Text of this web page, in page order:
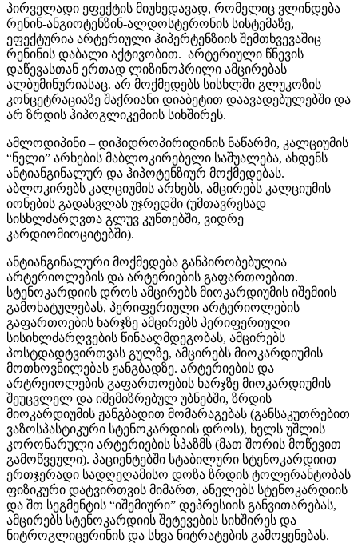
პირველადი ეფექტის მიუხედავად, რომელიც ვლინდება
რენინ-ანგიოტენზინ-ალდოსტერონის სისტემაზე,
ეფექტურია არტერიული ჰიპერტენზიის შემთხვევაშიც
რენინის დაბალი აქტივობით. არტერიული წნევის
დაწევასთან ერთად ლიზინოპრილი ამცირებას
ალბუმინურიასაც. არ მოქმედებს სისხლში გლუკოზის
კონცეტრაციაზე შაქრიანი დიაბეტით დაავადებულებში და
არ ზრდის ჰიპოგლიკემიის სიხშირეს.
ამლოდიპინი – დიჰიდროპირიდინის ნაწარმი, კალციუმის
“ნელი” არხების მაბლოკირებელი საშუალება, ახდენს
ანტიანგინალურ და ჰიპოტენზიურ მოქმედებას.
აბლოკირებს კალციუმის არხებს, ამცირებს კალციუმის
იონების გადასვლას უჯრედში (უმთავრესად
სისხლძარღვთა გლუვ კუნთებში, ვიდრე
კარდიომიოციტებში).
ანტიანგინალური მოქმედება განპირობებულია
არტერიოლების და არტერიების გაფართოებით.
სტენოკარდიის დროს ამცირებს მიოკარდიუმის იშემიის
გამოხატულებას, პერიფერიული არტერიოლების
გაფართოების ხარჯზე ამცირებს პერიფერიული
სისიხლძარღვების წინააღმდეგობას, ამცირებს
პოსტდადტვირთვას გულზე, ამცირებს მიოკარდიუმის
მოთხოვნილებას ჟანგბადზე. არტერიების და
არტრეიოლების გაფართოების ხარჯზე მიოკარდიუმის
შეუცვლელ და იშემიზრებულ უბნებში, ზრდის
მიოკარდიუმის ჟანგბადით მომარაგებას (განსაკუთრებით
ვაზოსპასტიკური სტენოკარდიის დროს), ხელს უშლის
კორონარული არტერიების სპაზმს (მათ შორის მოწევით
გამოწვეული). პაციენტებში სტაბილური სტენოკარდიით
ერთჯერადი სადღეღამისო დოზა ზრდის ტოლერანტობას
ფიზიკური დატვირთვის მიმართ, ანელებს სტენოკარდიის
და შთ სეგმენტის “იშემიური” დეპრესიის განვითარებას,
ამცირებს სტენოკარდიის შეტევების სიხშირეს და
ნიტროგლიცერინის და სხვა ნიტრატების გამოყენებას.